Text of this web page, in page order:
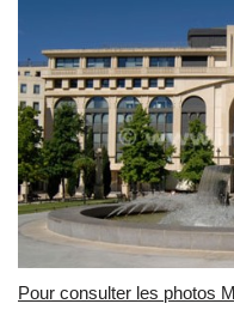
Pour consulter les photos